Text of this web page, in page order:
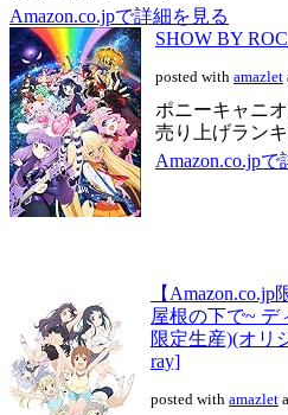
Amazon.co.jpで詳細を見る
SHOW BY
posted with amazlet
ポニーキャニ
売り上げラン
Amazon.co.jpで
【
屋根の下で~ デ
限定生産)(オリ
ray]
posted with amazlet